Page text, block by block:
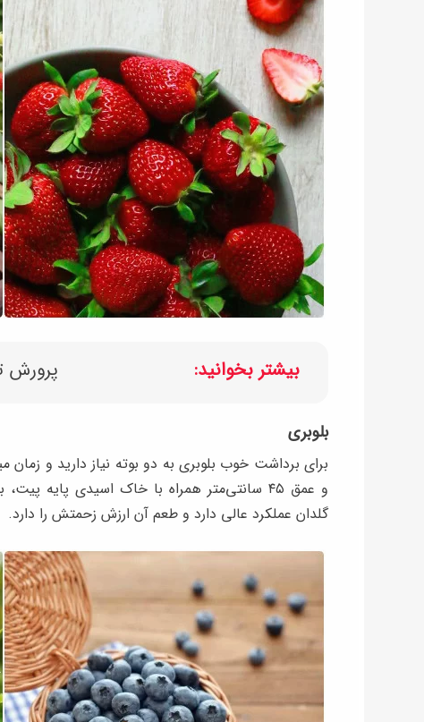
بیشتر بخوانید: پرورش
بلوبری
و عمق ۴۵ سانتی‌متر همراه با خاک اسیدی پایه
گلدان عملکرد عالی دارد و طعم آن ارزش زحمتش را دارد.